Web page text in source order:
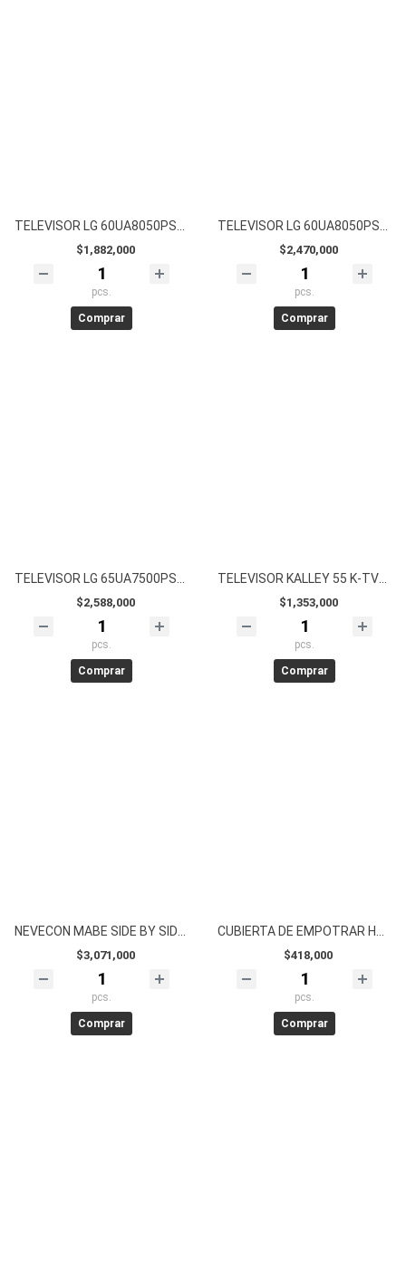
TELEVISOR LG 60UA8050PSA UHD CONTROLMAGICO
$1,882,000
pcs.
Comprar
TELEVISOR LG 60UA8050PSA UHD CONTROLMAGICO
$2,470,000
pcs.
Comprar
$2,588,000
pcs.
Comprar
$1,353,000
pcs.
Comprar
$3,071,000
pcs.
Comprar
$418,000
pcs.
Comprar